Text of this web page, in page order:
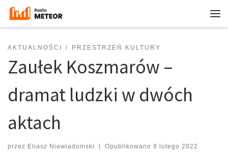
Przejdź do treści
AKTUALNOŚCI PRZESTRZEŃ KULTURY
Zaułek Koszmarów –
dramat ludzki w dwóch
aktach
przez Eliasz Niewiadomski Opublikowano 8 lutego 2022